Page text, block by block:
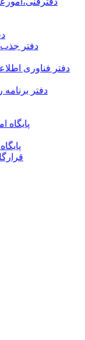
دفتر جذب
دفتر فناوری
دفتر
پایگاه